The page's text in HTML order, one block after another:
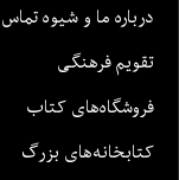
درباره ما و شیوه تماس
تقویم فرهنگی
فروشگاه‌های کتاب
کتابخانه‌های بزرگ